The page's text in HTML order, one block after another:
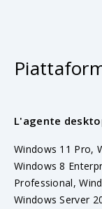
L'agente
Windows 11 Pro,
Windows 8
Professional,
Windows Server